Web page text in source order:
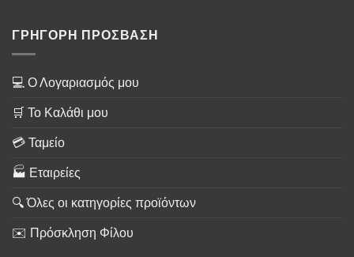
ΓΡΗΓΟΡΗ ΠΡΟΣΒΑΣΗ
💻 Ο Λογαριασμός μου
🛒 Το Καλάθι μου
💳 Ταμείο
🏭 Εταιρείες
🔍 Όλες οι κατηγορίες προϊόντων
✉️ Πρόσκληση Φίλου